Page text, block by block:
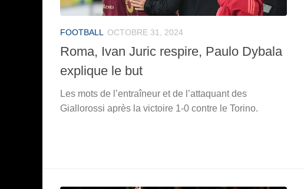
FOOTBALL OCTOBRE 31, 2024
Roma, Ivan Juric respire, Paulo Dybala
explique le but
Les mots de l’entraîneur et de l’attaquant des
Giallorossi après la victoire 1-0 contre le Torino.